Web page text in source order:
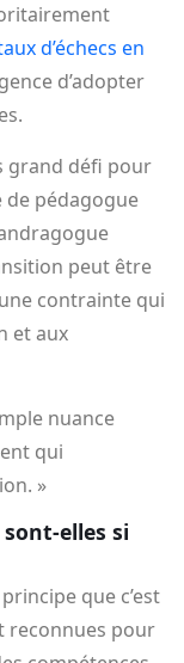
d’échecs en
d’adopter
grand défi pour
de pédagogue
peut être
contrainte qui
et aux
nuance
qui
»
elles si
que c’est
reconnues pour